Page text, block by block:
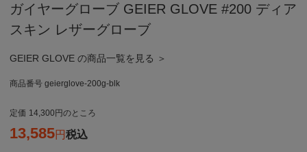
ガイヤーグローブ GEIER GLOVE #200 ディア
スキン レザーグローブ
GEIER GLOVE の商品一覧を見る ＞
商品番号 geierglove-200g-blk
定価 14,300 のところ
13,585 税込